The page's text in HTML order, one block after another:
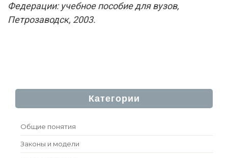
Федерации: учебное пособие для вузов,
Петрозаводск, 2003.
Категории
Общие понятия
Законы и модели